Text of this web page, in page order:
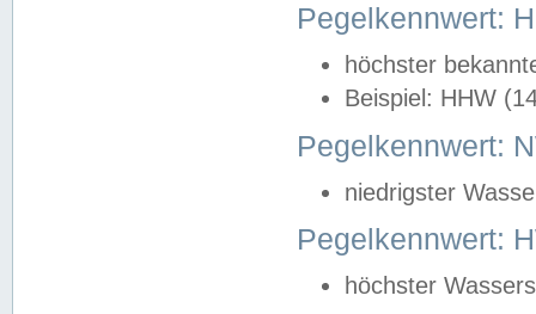
Pegelkennwert:
höchster
Beispiel: HHW
Pegelkennwert:
niedrigster
Pegelkennwert:
höchster